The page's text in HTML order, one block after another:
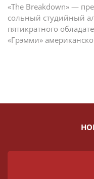
«The Breakdown» —
сольный студийный
пятикратного
«Грэмми»